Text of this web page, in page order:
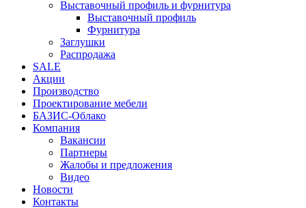
Выставочный профиль и фурнитура
Выставочный профиль
Фурнитура
Заглушки
Распродажа
SALE
Акции
Производство
Проектирование мебели
БАЗИС-Облако
Компания
Вакансии
Партнеры
Жалобы и предложения
Видео
Новости
Контакты